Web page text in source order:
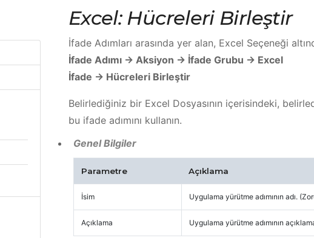
Excel: Hücreleri Birleştir
İfade Adımları arasında yer alan, Excel Seçeneği
İfade Adımı -> Aksiyon -> İfade Grubu -> Excel
İfade -> Hücreleri Birleştir
Belirlediğiniz bir Excel Dosyasının içerisindeki,
bu ifade adımını kullanın.
Genel Bilgiler
Parametre Açıklama
İsim Uygulama yürütme adımının adı.
Açıklama Uygulama yürütme adımının